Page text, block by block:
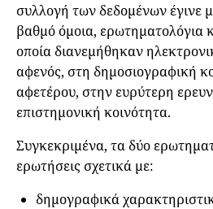
συλλογή των δεδομένων έγινε
βαθμό όμοια, ερωτηματολόγια
οποία διανεμήθηκαν
αφενός, στη δημοσιογραφική
αφετέρου, στην ευρύτερη
επιστημονική κοινότητα.
Συγκεκριμένα, τα δύο
ερωτήσεις σχετικά με:
δημογραφικά